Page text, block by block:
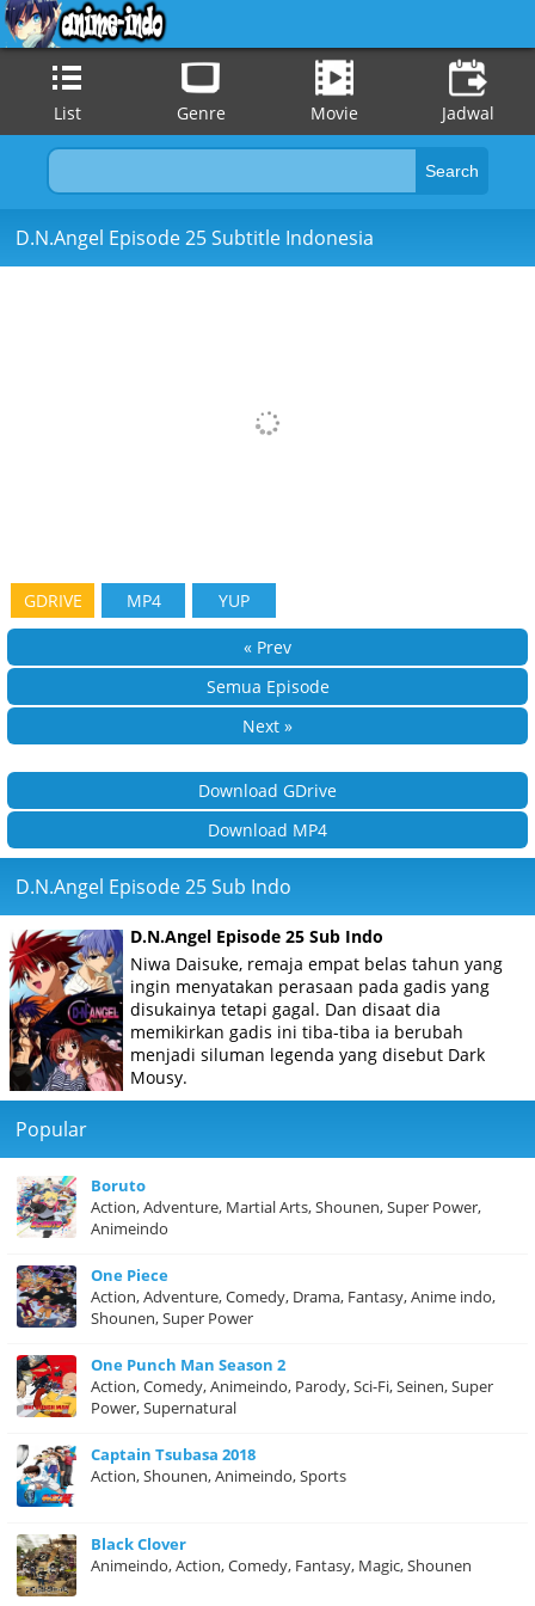
List Genre Movie Jadwal
D.N.Angel Episode 25 Subtitle Indonesia
GDRIVE MP4 YUP
« Prev
Semua Episode
Next »
Download GDrive
Download MP4
D.N.Angel Episode 25 Sub Indo
D.N.Angel Episode 25 Sub Indo
Niwa Daisuke, remaja empat belas tahun yang
ingin menyatakan perasaan pada gadis yang
disukainya tetapi gagal. Dan disaat dia
memikirkan gadis ini tiba-tiba ia berubah
menjadi siluman legenda yang disebut Dark
Mousy.
Popular
Boruto
Action, Adventure, Martial Arts, Shounen, Super Power,
Animeindo
One Piece
Action, Adventure, Comedy, Drama, Fantasy, Anime indo,
Shounen, Super Power
One Punch Man Season 2
Action, Comedy, Animeindo, Parody, Sci-Fi, Seinen, Super
Power, Supernatural
Captain Tsubasa 2018
Action, Shounen, Animeindo, Sports
Black Clover
Animeindo, Action, Comedy, Fantasy, Magic, Shounen